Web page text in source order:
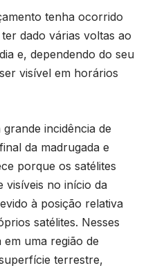
tenha ocorrido
dado várias voltas ao
e, dependendo do seu
visível em horários
incidência de
da madrugada e
porque os satélites
visíveis no início da
à posição relativa
satélites. Nesses
uma região de
terrestre,